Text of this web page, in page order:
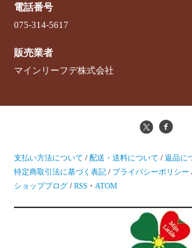
電話番号
075-314-5617
販売業者
マインリーフデ株式会社
支払い方法について / 配送・送料について / 返品に
特定商取引法に基づく表記 / プライバシーポリシー
ショップブログ / RSS ・ ATOM